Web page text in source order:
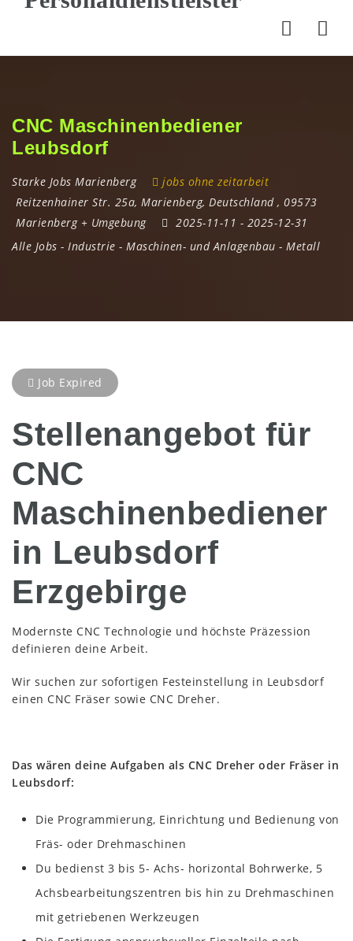
CNC Maschinenbediener
Leubsdorf
Starke Jobs Marienberg
jobs ohne zeitarbeit
Reitzenhainer Str. 25a, Marienberg, Deutschland, 09573
Marienberg + Umgebung
2025-11-11 - 2025-12-31
Alle Jobs - Industrie - Maschinen- und Anlagenbau - Metall
Job Expired
Stellenangebot für
CNC
Maschinenbediener
in Leubsdorf
Erzgebirge
Modernste CNC Technologie und höchste Präzession
definieren deine Arbeit.
Wir suchen zur sofortigen Festeinstellung in Leubsdorf
einen CNC Fräser sowie CNC Dreher.
Das wären deine Aufgaben als CNC Dreher oder Fräser in
Leubsdorf:
Die Programmierung, Einrichtung und Bedienung von
Fräs- oder Drehmaschinen
Du bedienst 3 bis 5- Achs- horizontal Bohrwerke, 5
Achsbearbeitungszentren bis hin zu Drehmaschinen
mit getriebenen Werkzeugen